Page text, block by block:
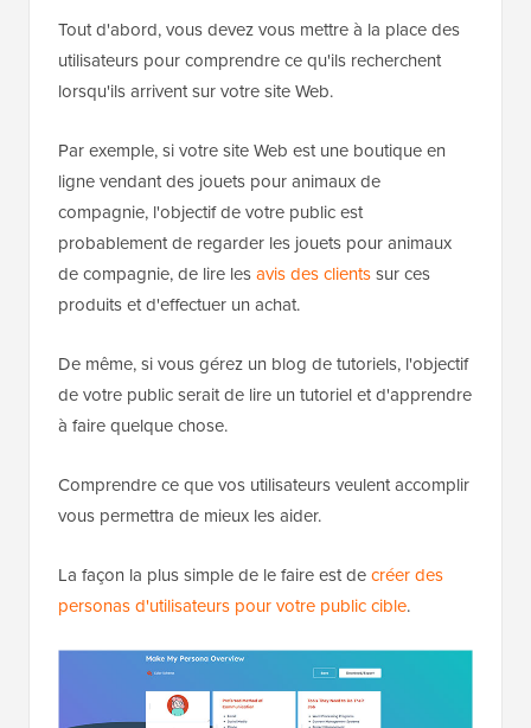
Tout d'abord, vous devez vous mettre à la place des
utilisateurs pour comprendre ce qu'ils recherchent
lorsqu'ils arrivent sur votre site Web.
Par exemple, si votre site Web est une boutique en
ligne vendant des jouets pour animaux de
compagnie, l'objectif de votre public est
probablement de regarder les jouets pour animaux
de compagnie, de lire lesavis des clientssur ces
produits et d'effectuer un achat.
De même, si vous gérez un blog de tutoriels, l'objectif
de votre public serait de lire un tutoriel et d'apprendre
à faire quelque chose.
Comprendre ce que vos utilisateurs veulent accomplir
vous permettra de mieux les aider.
La façon la plus simple de le faire est decréer des
personas d'utilisateurs pour votre public cible.